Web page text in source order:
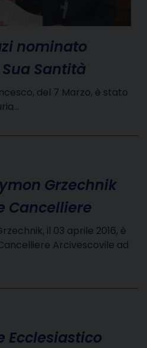
nominato
Santità
del 7 Marzo, è stato
Grzechnik
Cancelliere
il 03 aprile 2016, è
Arcivescovile ad
Ecclesiastico